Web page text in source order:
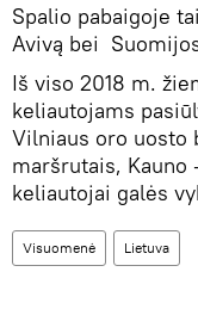
Spalio pabaigoje
Avivą bei
Iš viso 2018 m.
keliautojams
Vilniaus oro uosto
maršrutais, Kauno
keliautojai galės
Visuomenė Lietuva